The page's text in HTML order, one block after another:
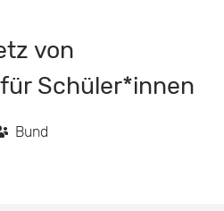
von
Schüler*innen
Bund